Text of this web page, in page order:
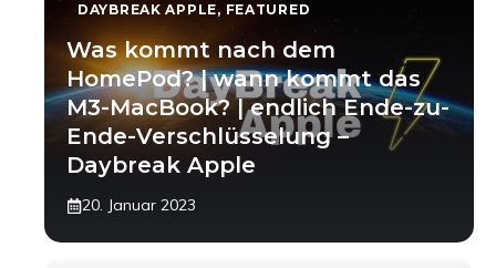
DAYBREAK APPLE, FEATURED
Was kommt nach dem
HomePod? | wann kommt das
M3-MacBook? | endlich Ende-zu-
Ende-Verschlüsselung –
Daybreak Apple
20. Januar 2023